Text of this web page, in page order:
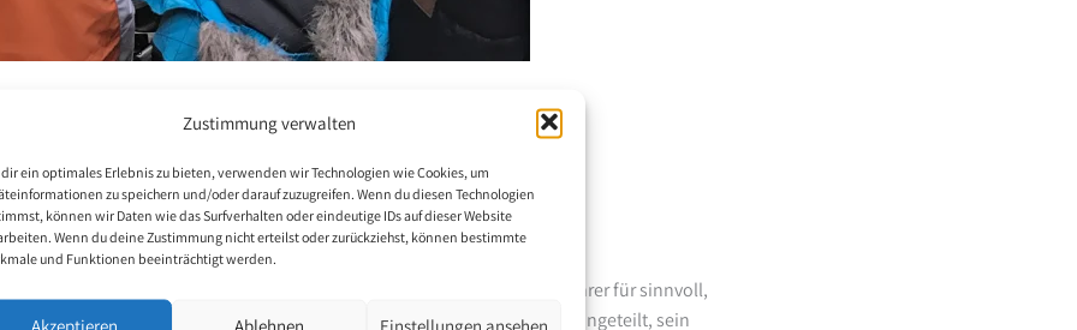
Zustimmung verwalten
ein optimales Erlebnis zu bieten, verwenden wir Technologien wie Cookies, um
zu speichern und/oder darauf zuzugreifen. Wenn du diesen Technologien
können wir Daten wie das Surfverhalten oder eindeutige IDs auf dieser Website
Wenn du deine Zustimmung nicht erteilst oder zurückziehst, können bestimmte
und Funktionen beeinträchtigt werden.
Akzeptieren Ablehnen Einstellungen ansehen
Christopher Keith Jansz lebt in Finmere in der Nähe einer Schule.
Schule derzeit an einem Baumprojekt arbeiten, empfanden es die Lehrer für sinnvoll,
besuchte die ganze Schule, jeweils in überschaubare Gruppen eingeteilt, sein